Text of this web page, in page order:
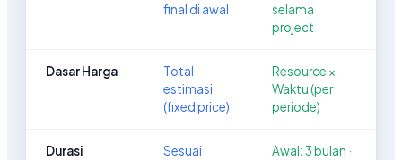
final di awal
selama
project
Dasar Harga
Total
estimasi
(fixed price)
Resource ×
Waktu (per
periode)
Durasi
Sesuai
Awal: 3 bulan ·